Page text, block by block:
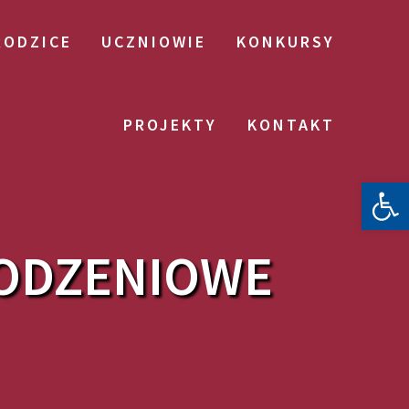
UCZNIOWIE KONKURSY
PROJEKTY KONTAKT